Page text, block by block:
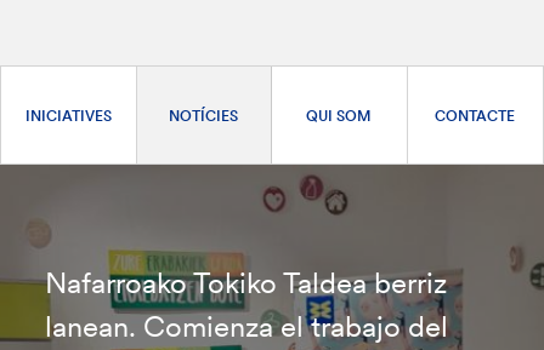
INICIATIVES NOTÍCIES QUI SOM CONTACTE
Nafarroako Tokiko Taldea berriz
lanean. Comienza el trabajo del